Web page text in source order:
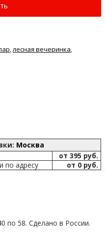
лесная вечеринка
Москва
от 395 руб.
по адресу
от 0 руб.
по 58. Сделано в России.